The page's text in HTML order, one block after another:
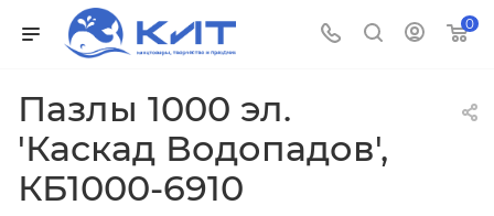
0
Пазлы 1000 эл.
'Каскад Водопадов',
КБ1000-6910